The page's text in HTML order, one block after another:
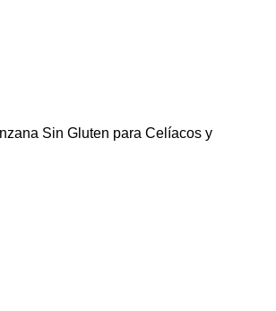
Sin Gluten para Celíacos y